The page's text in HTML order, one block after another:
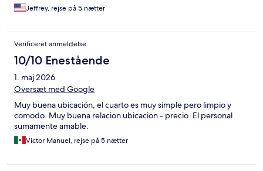
Jeffrey, rejse på 5 nætter
Verificeret anmeldelse
10/10 Enestående
1. maj 2026
Oversæt med Google
Muy buena ubicación, el cuarto es muy simple pero limpio y
comodo. Muy buena relacion ubicacion - precio. El personal
sumamente amable.
Victor Manuel, rejse på 5 nætter